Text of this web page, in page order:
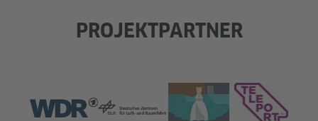
PROJEKTPARTNER